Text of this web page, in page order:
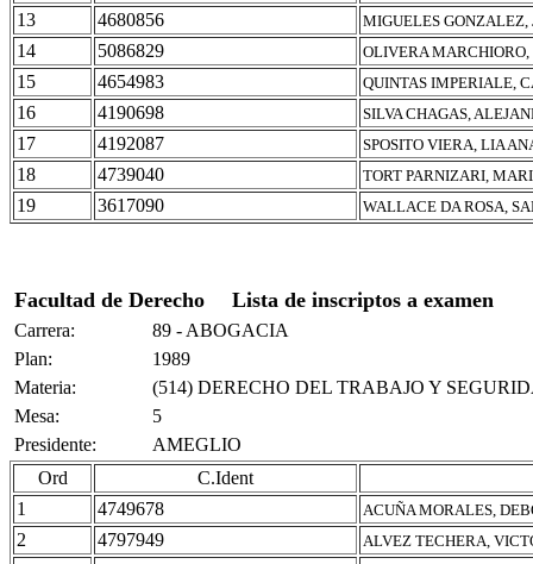
13 4680856 MIGUELES
14 5086829 OLIVERA
15 4654983 QUINTAS IMPERIALE,
16 4190698 SILVA CHAGAS,
17 4192087 SPOSITO VIERA, LIA
18 4739040 TORT PARNIZARI,
19 3617090 WALLACE DA ROSA,
Facultad de Derecho Lista de inscriptos a examen
Carrera:
89 - ABOGACIA
Plan:
1989
Materia:
(514) DERECHO DEL TRABAJO Y
Mesa:
5
Presidente:
AMEGLIO
Ord
C.Ident
1
4749678 ACUÑA MORALES,
2 4797949 ALVEZ TECHERA,